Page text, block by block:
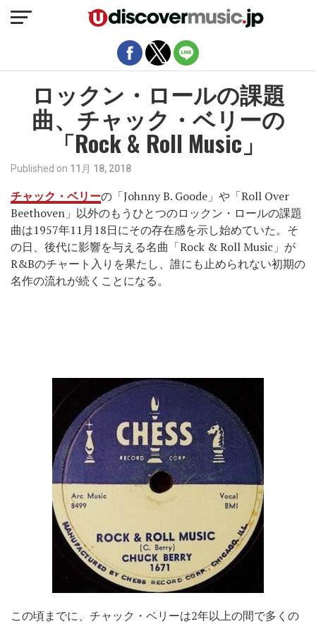
ロックン・ロールの課題
曲、チャック・ベリーの
「Rock & Roll Music」
Published on 11月 18, 2018
チャック・ベリーの「Johnny B. Goode」や「Roll Over
Beethoven」以外のもうひとつのロックン・ロールの課題
曲は1957年11月18日にその存在感を示し始めていた。そ
の日、後代に影響を与える名曲「Rock & Roll Music」が
R&Bのチャート入りを果たし、誰にも止められない初期の
名作の流れが続くことになる。
この頃までに、チャック・ベリーは2年以上の間で多くの
モバイルバージョンを終了